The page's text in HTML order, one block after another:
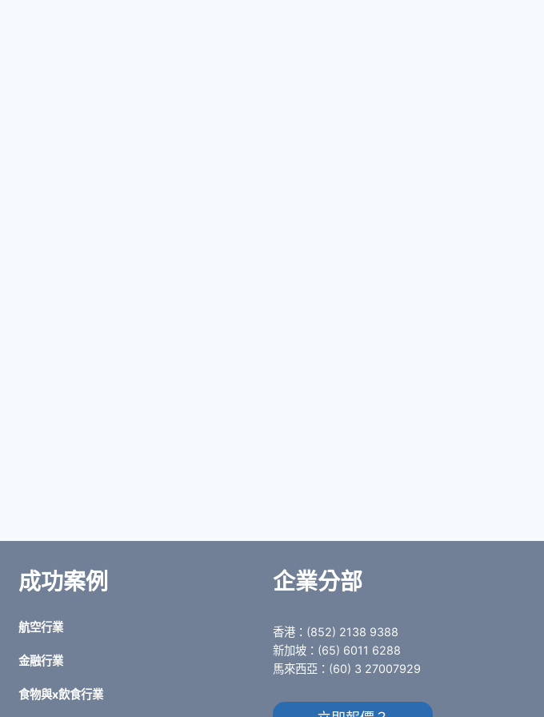
成功案例
航空行業
金融行業
食物與x飲食行業
企業分部
香港：(852) 2138 9388
新加坡：(65) 6011 6288
馬來西亞：(60) 3 27007929